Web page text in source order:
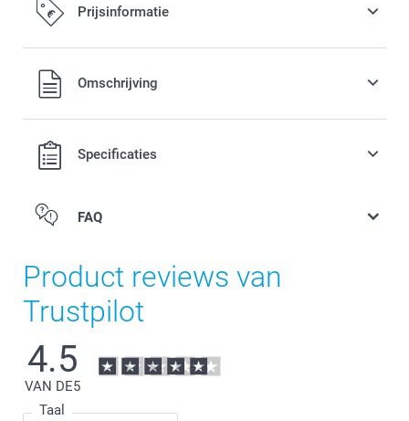
Prijsinformatie
Alle prijzen zijn in EURO (€) inclusief BTW en exclusief
verzendkosten.Omschrijving
Specificaties
FAQ
Product reviews van
Trustpilot
4.5
VAN DE5
Taal